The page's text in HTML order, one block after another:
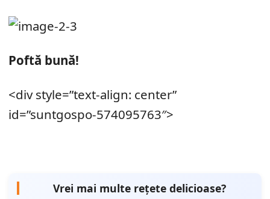
Poftă bună!
<div style=”text-align: center”
id=”suntgospo-574095763″>
Vrei mai multe rețete delicioase?